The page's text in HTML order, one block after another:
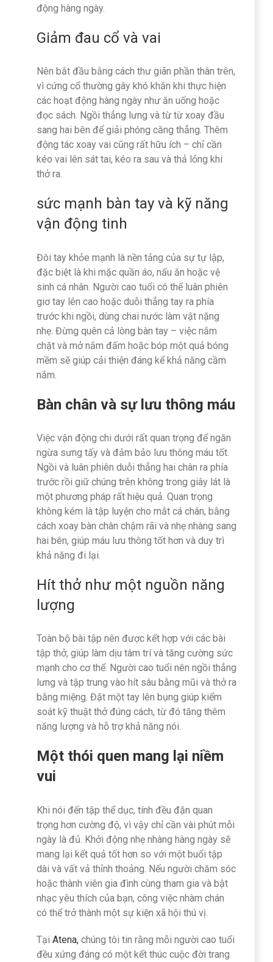
động hàng ngày.
Giảm đau cổ và vai
Nên bắt đầu bằng cách thư giãn phần thân trên,
vì cứng cổ thường gây khó khăn khi thực hiện
các hoạt động hàng ngày như ăn uống hoặc
đọc sách. Ngồi thẳng lưng và từ từ xoay đầu
sang hai bên để giải phóng căng thẳng. Thêm
động tác xoay vai cũng rất hữu ích – chỉ cần
kéo vai lên sát tai, kéo ra sau và thả lỏng khi
thở ra.
sức mạnh bàn tay và kỹ năng
vận động tinh
Đôi tay khỏe mạnh là nền tảng của sự tự lập,
đặc biệt là khi mặc quần áo, nấu ăn hoặc vệ
sinh cá nhân. Người cao tuổi có thể luân phiên
giơ tay lên cao hoặc duỗi thẳng tay ra phía
trước khi ngồi, dùng chai nước làm vật nặng
nhẹ. Đừng quên cả lòng bàn tay – việc nắm
chặt và mở nắm đấm hoặc bóp một quả bóng
mềm sẽ giúp cải thiện đáng kể khả năng cầm
nắm.
Bàn chân và sự lưu thông máu
Việc vận động chi dưới rất quan trọng để ngăn
ngừa sưng tấy và đảm bảo lưu thông máu tốt.
Ngồi và luân phiên duỗi thẳng hai chân ra phía
trước rồi giữ chúng trên không trong giây lát là
một phương pháp rất hiệu quả. Quan trọng
không kém là tập luyện cho mắt cá chân, bằng
cách xoay bàn chân chậm rãi và nhẹ nhàng sang
hai bên, giúp máu lưu thông tốt hơn và duy trì
khả năng đi lại.
Hít thở như một nguồn năng
lượng
Toàn bộ bài tập nên được kết hợp với các bài
tập thở, giúp làm dịu tâm trí và tăng cường sức
mạnh cho cơ thể. Người cao tuổi nên ngồi thẳng
lưng và tập trung vào hít sâu bằng mũi và thở ra
bằng miệng. Đặt một tay lên bụng giúp kiểm
soát kỹ thuật thở đúng cách, từ đó tăng thêm
năng lượng và hỗ trợ khả năng nói.
Một thói quen mang lại niềm
vui
Khi nói đến tập thể dục, tính đều đặn quan
trọng hơn cường độ, vì vậy chỉ cần vài phút mỗi
ngày là đủ. Khởi động nhẹ nhàng hàng ngày sẽ
mang lại kết quả tốt hơn so với một buổi tập
dài và vất vả thỉnh thoảng. Nếu người chăm sóc
hoặc thành viên gia đình cùng tham gia và bật
nhạc yêu thích của bạn, công việc nhàm chán
có thể trở thành một sự kiện xã hội thú vị.
Tại Atena, chúng tôi tin rằng mỗi người cao tuổi
đều xứng đáng có một kết thúc cuộc đời trang